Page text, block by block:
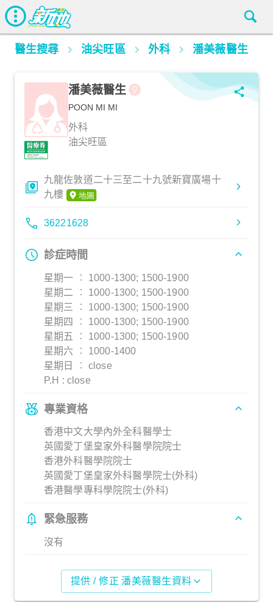
醫生搜尋 油尖旺區 外科 潘美薇醫生
潘美薇醫生
POON MI MI
外科
油尖旺區
九龍佐敦道二十三至二十九號新寶廣場十
九樓
36221628
診症時間
星期一 ︰ 1000-1300; 1500-1900
星期二 ︰ 1000-1300; 1500-1900
星期三 ︰ 1000-1300; 1500-1900
星期四 ︰ 1000-1300; 1500-1900
星期五 ︰ 1000-1300; 1500-1900
星期六 ︰ 1000-1400
星期日 ︰ close
P.H : close
專業資格
香港中文大學內外全科醫學士
英國愛丁堡皇家外科醫學院院士
香港外科醫學院院士
英國愛丁堡皇家外科醫學院士(外科)
香港醫學專科學院院士(外科)
緊急服務
沒有
提供 / 修正 潘美薇醫生資料